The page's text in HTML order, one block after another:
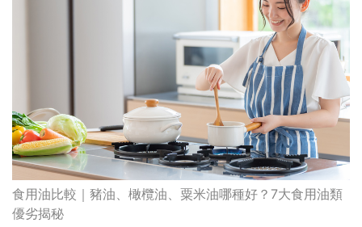
食用油比較｜豬油、橄欖油、粟米油哪種好？7大食用油類
優劣揭秘